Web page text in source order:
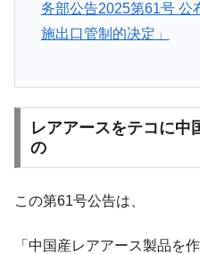
务部公告2025第61号 公
施出口管制的决定」
レアアースをテコに中
の
この第61号公告は、
「中国産レアアース製品を